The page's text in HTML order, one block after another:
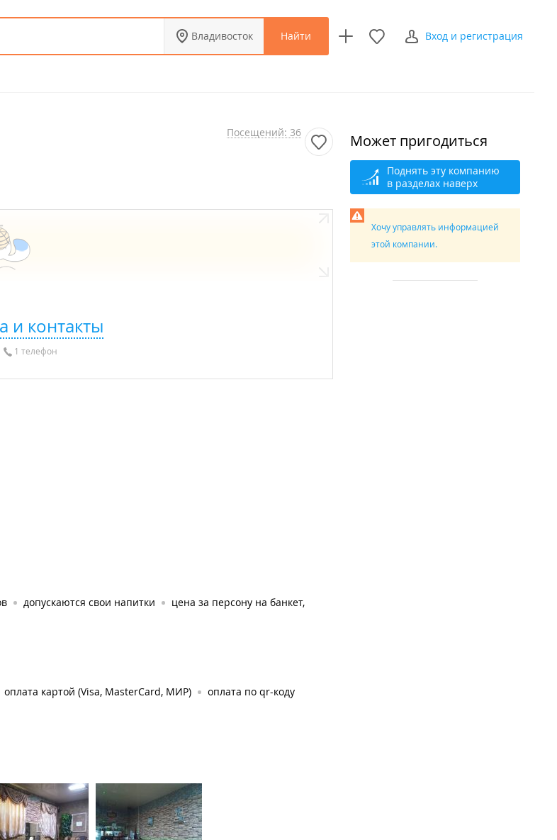
Владивосток Найти Вход и регистрация
Посещений: 36
и контакты
1 телефон
допускаются свои напитки
цена за персону на банкет,
оплата картой (Visa, MasterCard, МИР) оплата по qr-коду
Может пригодиться
Поднять эту компанию
в разделах наверх
Хочу управлять информацией
этой компании.